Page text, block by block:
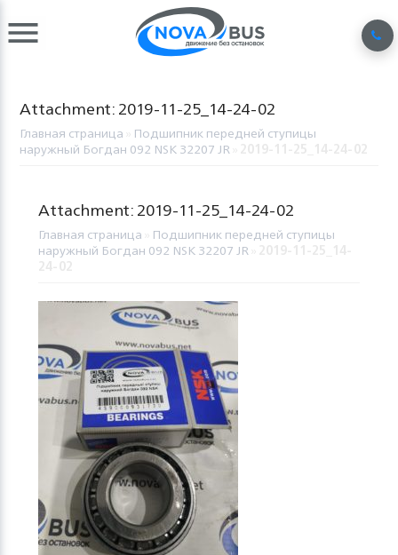
Attachment: 2019-11-25_14-24-02
Главная страница Подшипник передней ступицы
наружный Богдан 092 NSK 32207 JR
Attachment: 2019-11-25_14-24-02
Главная страница Подшипник передней ступицы
наружный Богдан 092 NSK 32207 JR»